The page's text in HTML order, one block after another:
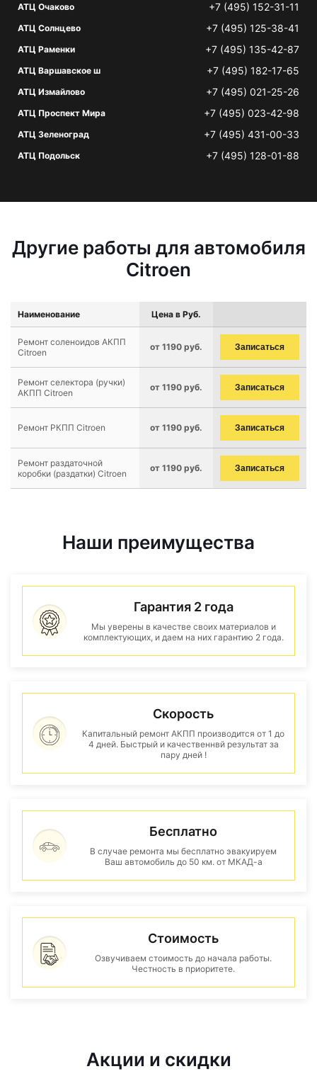
АТЦ Очаково +7 (495) 152-31-11
АТЦ Солнцево +7 (495) 125-38-41
АТЦ Раменки +7 (495) 135-42-87
АТЦ Варшавское ш +7 (495) 182-17-65
АТЦ Измайлово +7 (495) 021-25-26
АТЦ Проспект Мира +7 (495) 023-42-98
АТЦ Зеленоград +7 (495) 431-00-33
АТЦ Подольск +7 (495) 128-01-88
Другие работы для автомобиля
Citroen
Наименование Цена в Руб.
Ремонт соленоидов АКПП
Citroen
от 1190 руб. Записаться
Ремонт селектора (ручки)
АКПП Citroen
от 1190 руб. Записаться
Ремонт РКПП Citroen от 1190 руб. Записаться
Ремонт раздаточной
коробки (раздатки) Citroen
от 1190 руб. Записаться
Наши преимущества
Гарантия 2 года
Мы уверены в качестве своих материалов и
комплектующих, и даем на них гарантию 2 года.
Скорость
Капитальный ремонт АКПП производится от 1 до
4 дней. Быстрый и качественнвй результат за
пару дней !
Бесплатно
В случае ремонта мы бесплатно эвакуируем
Ваш автомобиль до 50 км. от МКАД-а
Стоимость
Озвучиваем стоимость до начала работы.
Честность в приоритете.
Акции и скидки